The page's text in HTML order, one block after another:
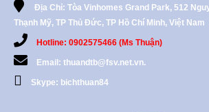
Địa Chỉ: Tòa Vinhomes Grand Park, 512
Thạnh Mỹ, TP Thủ Đức, TP Hồ Chí Minh, Việt Nam
Hotline: 0902575466 (Ms Thuận)
Email: thuandtb@fsv.net.vn.
Skype: bichthuan84